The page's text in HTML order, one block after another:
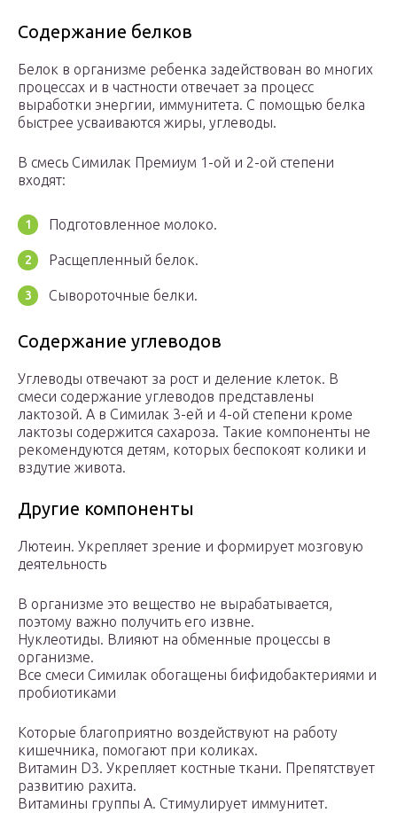
Содержание белков
Белок в организме ребенка задействован во многих
процессах и в частности отвечает за процесс
выработки энергии, иммунитета. С помощью белка
быстрее усваиваются жиры, углеводы.
В смесь Симилак Премиум 1-ой и 2-ой степени
входят:
Подготовленное молоко.
Расщепленный белок.
Сывороточные белки.
Содержание углеводов
Углеводы отвечают за рост и деление клеток. В
смеси содержание углеводов представлены
лактозой. А в Симилак 3-ей и 4-ой степени кроме
лактозы содержится сахароза. Такие компоненты не
рекомендуются детям, которых беспокоят колики и
вздутие живота.
Другие компоненты
Лютеин. Укрепляет зрение и формирует мозговую
деятельность
В организме это вещество не вырабатывается,
поэтому важно получить его извне.
Нуклеотиды. Влияют на обменные процессы в
организме.
Все смеси Симилак обогащены бифидобактериями и
пробиотиками
Которые благоприятно воздействуют на работу
кишечника, помогают при коликах.
Витамин D3. Укрепляет костные ткани. Препятствует
развитию рахита.
Витамины группы А. Стимулирует иммунитет.